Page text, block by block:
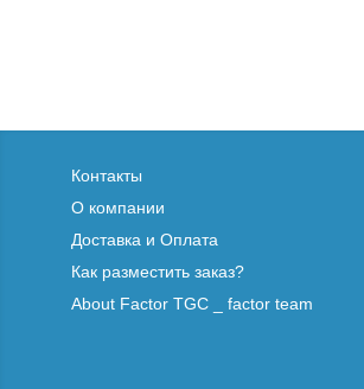
Контакты
О компании
Доставка и Оплата
Как разместить заказ?
About Factor TGC _ factor team